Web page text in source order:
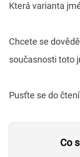
Která varianta
Chcete se
současnosti toto
Pusťte se do
Co